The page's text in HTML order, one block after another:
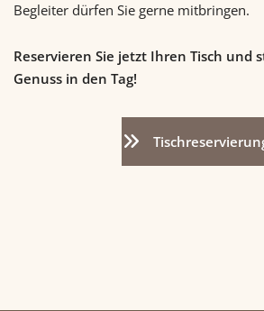
Begleiter dürfen Sie gerne mitbringen.
Reservieren Sie jetzt Ihren Tisch und
Genuss in den Tag!